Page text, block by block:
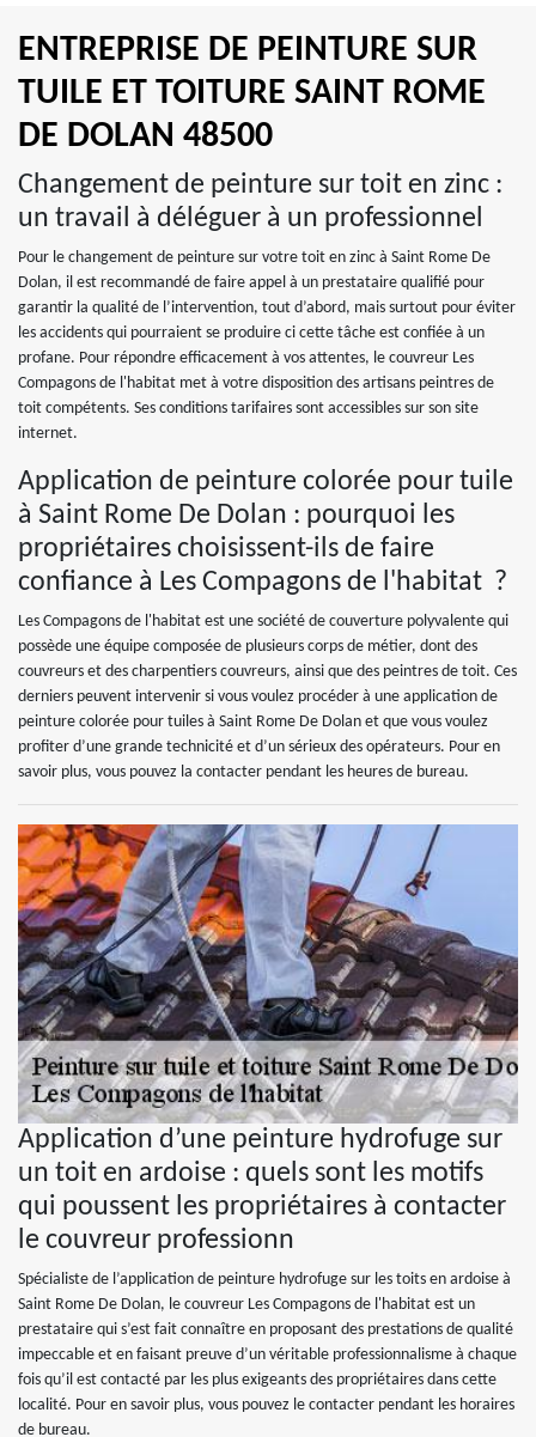
ENTREPRISE DE PEINTURE SUR
TUILE ET TOITURE SAINT ROME
DE DOLAN 48500
Changement de peinture sur toit en zinc :
un travail à déléguer à un professionnel
Pour le changement de peinture sur votre toit en zinc à Saint Rome De
Dolan, il est recommandé de faire appel à un prestataire qualifié pour
garantir la qualité de l’intervention, tout d’abord, mais surtout pour éviter
les accidents qui pourraient se produire ci cette tâche est confiée à un
profane. Pour répondre efficacement à vos attentes, le couvreur Les
Compagons de l'habitat met à votre disposition des artisans peintres de
toit compétents. Ses conditions tarifaires sont accessibles sur son site
internet.
Application de peinture colorée pour tuile
à Saint Rome De Dolan : pourquoi les
propriétaires choisissent-ils de faire
confiance à Les Compagons de l'habitat ?
Les Compagons de l'habitat est une société de couverture polyvalente qui
possède une équipe composée de plusieurs corps de métier, dont des
couvreurs et des charpentiers couvreurs, ainsi que des peintres de toit. Ces
derniers peuvent intervenir si vous voulez procéder à une application de
peinture colorée pour tuiles à Saint Rome De Dolan et que vous voulez
profiter d’une grande technicité et d’un sérieux des opérateurs. Pour en
savoir plus, vous pouvez la contacter pendant les heures de bureau.
Application d’une peinture hydrofuge sur
un toit en ardoise : quels sont les motifs
qui poussent les propriétaires à contacter
le couvreur professionn
Spécialiste de l’application de peinture hydrofuge sur les toits en ardoise à
Saint Rome De Dolan, le couvreur Les Compagons de l'habitat est un
prestataire qui s’est fait connaître en proposant des prestations de qualité
impeccable et en faisant preuve d’un véritable professionnalisme à chaque
fois qu’il est contacté par les plus exigeants des propriétaires dans cette
localité. Pour en savoir plus, vous pouvez le contacter pendant les horaires
de bureau.